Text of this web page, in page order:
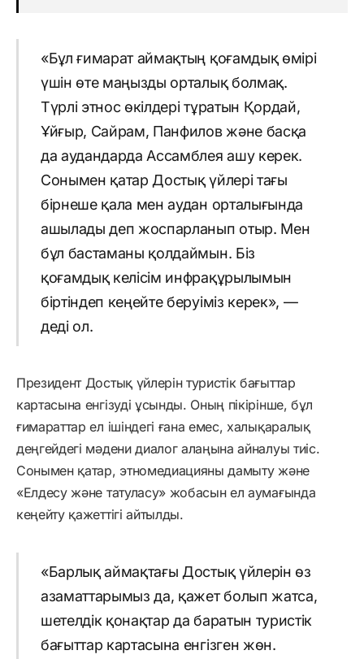
«Бұл ғимарат аймақтың қоғамдық өмірі
үшін өте маңызды орталық болмақ.
Түрлі этнос өкілдері тұратын Қордай,
Ұйғыр, Сайрам, Панфилов және басқа
да аудандарда Ассамблея ашу керек.
Сонымен қатар Достық үйлері тағы
бірнеше қала мен аудан орталығында
ашылады деп жоспарланып отыр. Мен
бұл бастаманы қолдаймын. Біз
қоғамдық келісім инфрақұрылымын
біртіндеп кеңейте беруіміз керек», —
деді ол.
Президент Достық үйлерін туристік бағыттар
картасына енгізуді ұсынды. Оның пікірінше, бұл
ғимараттар ел ішіндегі ғана емес, халықаралық
деңгейдегі мәдени диалог алаңына айналуы тиіс.
Сонымен қатар, этномедиацияны дамыту және
«Елдесу және татуласу» жобасын ел аумағында
кеңейту қажеттігі айтылды.
«Барлық аймақтағы Достық үйлерін өз
азаматтарымыз да, қажет болып жатса,
шетелдік қонақтар да баратын туристік
бағыттар картасына енгізген жөн.